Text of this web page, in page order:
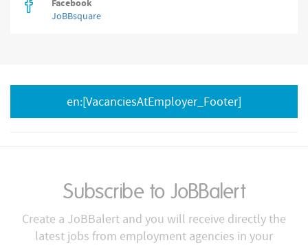
Facebook
JoBBsquare
en:[VacanciesAtEmployer_Footer]
Subscribe to JoBBalert
Create a JoBBalert and you will receive directly the
latest jobs from employment agencies in your